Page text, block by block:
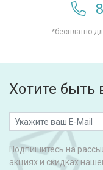
*бесплатно
Хотите быть
Подпишитесь на
акциях и скидках